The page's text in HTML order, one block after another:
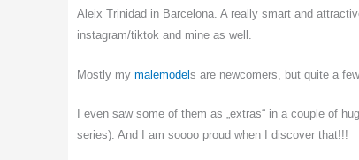
Aleix Trinidad in Barcelona. A really smart and
instagram/tiktok and mine as well.
Mostly my malemodels are newcomers, but quite a
I even saw some of them as „extras“ in a couple of
series). And I am soooo proud when I discover that!!!